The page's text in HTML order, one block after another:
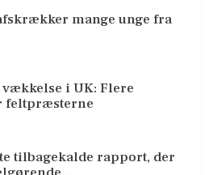
mange unge fra
i UK: Flere
feltpræsterne
tilbagekalde rapport, der